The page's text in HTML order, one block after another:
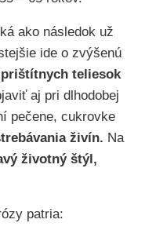
ako následok už
ide o zvýšenú
teliesok
aj pri dlhodobej
pečene, cukrovke
živín. Na
životný štýl,
patria: